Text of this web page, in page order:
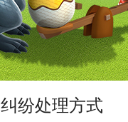
纠纷处理方式